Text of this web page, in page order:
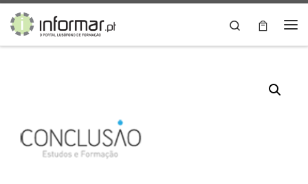
Skip to content
Search